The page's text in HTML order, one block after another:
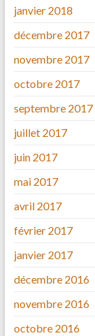
janvier 2018
décembre 2017
novembre 2017
octobre 2017
septembre 2017
juillet 2017
juin 2017
mai 2017
avril 2017
février 2017
janvier 2017
décembre 2016
novembre 2016
octobre 2016